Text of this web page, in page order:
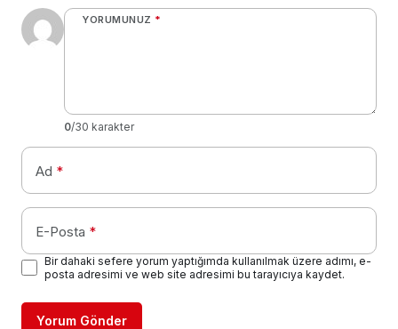
YORUMUNUZ *
0/30 karakter
Ad *
E-Posta *
Bir dahaki sefere yorum yaptığımda kullanılmak üzere adımı, e-
posta adresimi ve web site adresimi bu tarayıcıya kaydet.
Yorum Gönder